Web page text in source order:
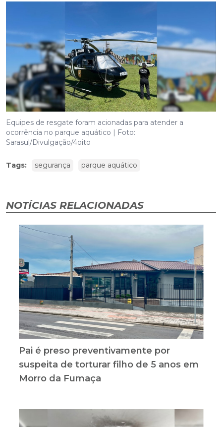
Equipes de resgate foram acionadas para atender a
ocorrência no parque aquático | Foto:
Sarasul/Divulgação/4oito
Tags: segurança parque aquático
NOTÍCIAS RELACIONADAS
Pai é preso preventivamente por
suspeita de torturar filho de 5 anos em
Morro da Fumaça